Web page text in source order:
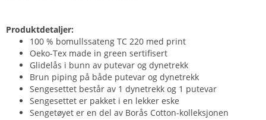
Produktdetaljer:
100 % bomullssateng TC 220 med print
Oeko-Tex made in green sertifisert
Glidelås i bunn av putevar og dynetrekk
Brun piping på både putevar og dynetrekk
Sengesettet består av 1 dynetrekk og 1 putevar
Sengesettet er pakket i en lekker eske
Sengetøyet er en del av Borås Cotton-kolleksjonen